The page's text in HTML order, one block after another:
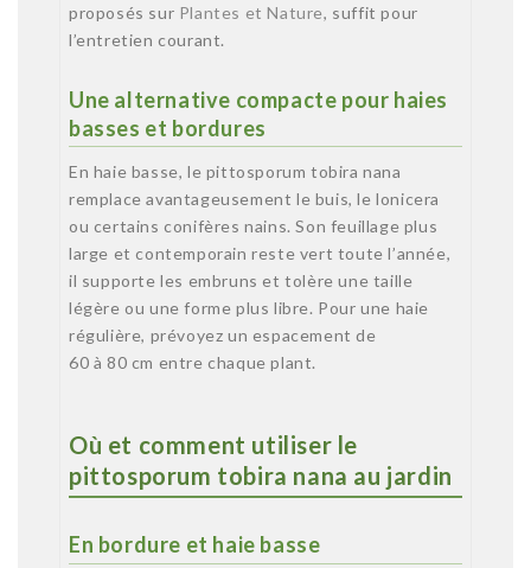
proposés sur Plantes et Nature, suffit pour
l’entretien courant.
Une alternative compacte pour haies
basses et bordures
En haie basse, le pittosporum tobira nana
remplace avantageusement le buis, le lonicera
ou certains conifères nains. Son feuillage plus
large et contemporain reste vert toute l’année,
il supporte les embruns et tolère une taille
légère ou une forme plus libre. Pour une haie
régulière, prévoyez un espacement de
60 à 80 cm entre chaque plant.
Où et comment utiliser le
pittosporum tobira nana au jardin
En bordure et haie basse